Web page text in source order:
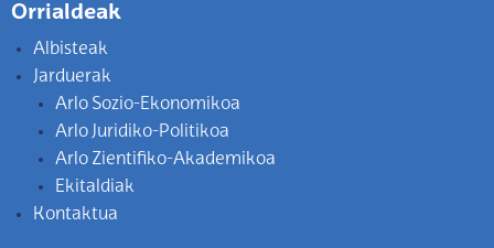
Orrialdeak
Albisteak
Jarduerak
Arlo Sozio-Ekonomikoa
Arlo Juridiko-Politikoa
Arlo Zientifiko-Akademikoa
Ekitaldiak
Kontaktua